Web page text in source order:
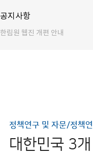
공지사항
한림원 웹진 개편 안내
정책연구 및 자문/정책
대한민국 3